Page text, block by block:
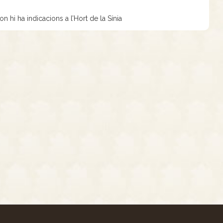
hi ha indicacions a l’Hort de la Sínia